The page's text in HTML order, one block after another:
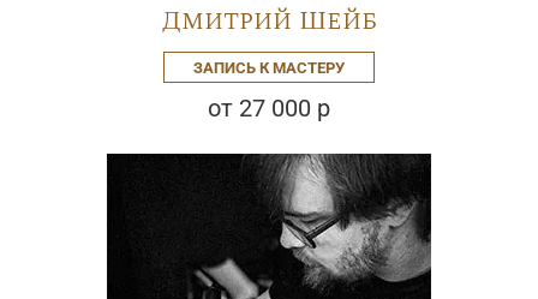
Дмитрий Шейб
ЗАПИСЬ К МАСТЕРУ
от 27 000 р